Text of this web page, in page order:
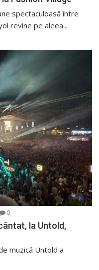
spectaculoasă între
revine pe aleea...
0
la Untold,
muzică Untold a